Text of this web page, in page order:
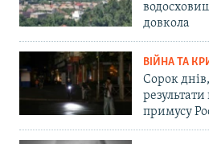
довкола
ВІЙНА ТА
Сорок
результати
примусу